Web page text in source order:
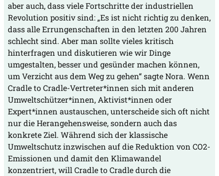
aber auch, dass viele Fortschritte der industriellen
Revolution positiv sind: „Es ist nicht richtig zu denken,
dass alle Errungenschaften in den letzten 200 Jahren
schlecht sind. Aber man sollte vieles kritisch
hinterfragen und diskutieren wie wir Dinge
umgestalten, besser und gesünder machen können,
um Verzicht aus dem Weg zu gehen“ sagte Nora. Wenn
Cradle to Cradle-Vertreter*innen sich mit anderen
Umweltschützer*innen, Aktivist*innen oder
Expert*innen austauschen, unterscheide sich oft nicht
nur die Herangehensweise, sondern auch das
konkrete Ziel. Während sich der klassische
Umweltschutz inzwischen auf die Reduktion von CO2-
Emissionen und damit den Klimawandel
konzentriert, will Cradle to Cradle durch die